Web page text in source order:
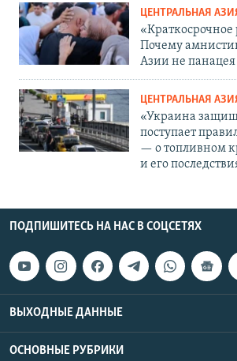
ЦЕНТРАЛЬНАЯ
Почему
Азии не
ЦЕНТРАЛЬНАЯ
«Украина
поступает
— о топливном
и его
ПОДПИШИТЕСЬ НА НАС В СОЦСЕТЯХ
ВЫХОДНЫЕ ДАННЫЕ
ОСНОВНЫЕ РУБРИКИ